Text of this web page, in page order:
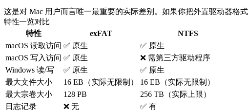
这是对 Mac 用户而言唯一最重要的实际差别。如果你把外置驱动器格
特性一览对比
特性
exFAT
NTFS
macOS 读取访问 ✅ 原生
✅ 原生
macOS 写入访问 ✅ 原生
❌ 需第三方驱动程序
Windows 读/写
✅ 原生
✅ 原生
最大文件大小
16 EB（实际无限制）
16 EB（实际无限制）
最大宗卷大小
128 PB
256 TB（实际上限）
日志记录
❌ 无
✅ 有